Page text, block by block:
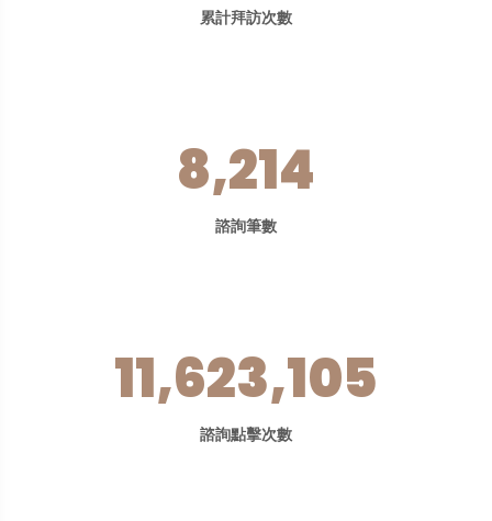
累計拜訪次數
8,214
諮詢筆數
11,623,105
諮詢點擊次數